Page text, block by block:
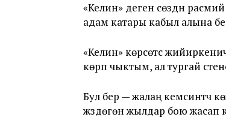
«Келин» деген сөздүн
адам катары кабыл алына
«Келин» көрсөтүүсү
көрүп чыктым, ал тургай
Бул берүү — жалаң
жүздөгөн жылдар бою